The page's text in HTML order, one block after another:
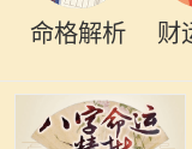
命格解析 财